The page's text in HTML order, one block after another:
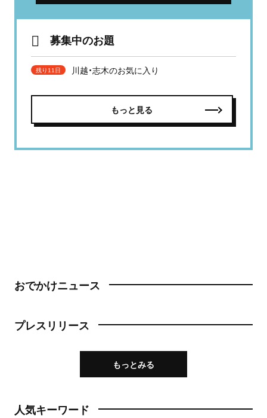
募集中のお題
残り11日 川越・志木のお気に入り
もっと見る
おでかけニュース
プレスリリース
もっとみる
人気キーワード